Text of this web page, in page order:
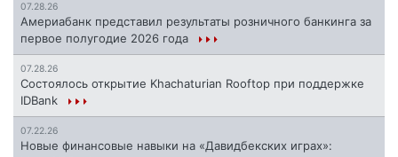
07.28.26
Америабанк представил результаты розничного банкинга за
первое полугодие 2026 года
07.28.26
Состоялось открытие Khachaturian Rooftop при поддержке
IDBank
07.22.26
Новые финансовые навыки на «Давидбекских играх»: